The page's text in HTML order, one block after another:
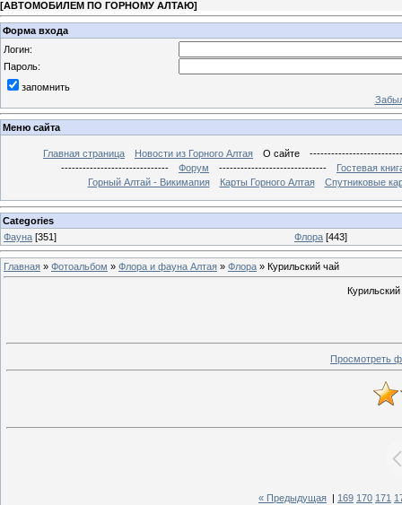
[АВТОМОБИЛЕМ ПО ГОРНОМУ АЛТАЮ]
Форма входа
Логин:
Пароль:
запомнить
Меню сайта
Главная страница Новости из Горного Алтая О сайте
------------------------------
Форум ------------------------------
Гостевая
Горный Алтай - Викимапия
Карты Горного Алтая Спутниковые
Categories
Фауна [351] Флора [443]
Главная » Фотоальбом » Флора и фауна Алтая » Флора » Курильский чай
Просмотреть
« Предыдущая 169 170 171